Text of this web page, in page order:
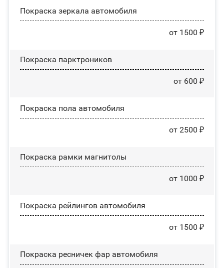
Покраска зеркала автомобиля
от 1500 ₽
Покраска парктроников
от 600 ₽
Покраска пола автомобиля
от 2500 ₽
Покраска рамки магнитолы
от 1000 ₽
Покраска рейлингов автомобиля
от 1500 ₽
Покраска ресничек фар автомобиля